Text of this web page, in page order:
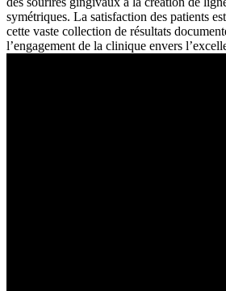
symétriques. La satisfaction des patients
cette vaste collection de résultats
l’engagement de la clinique envers